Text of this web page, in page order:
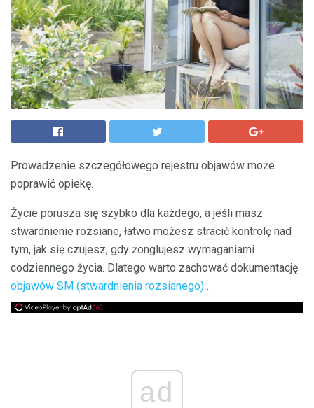
Prowadzenie szczegółowego rejestru objawów może
poprawić opiekę.
Życie porusza się szybko dla każdego, a jeśli masz
stwardnienie rozsiane, łatwo możesz stracić kontrolę nad
tym, jak się czujesz, gdy żonglujesz wymaganiami
codziennego życia. Dlatego warto zachować dokumentację
objawów SM (stwardnienia rozsianego) .
ad